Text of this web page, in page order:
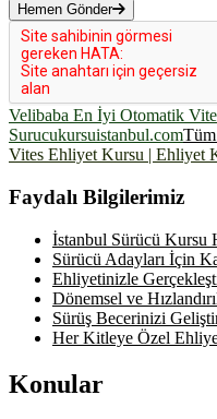
Hemen Gönder
Velibaba En İyi Otomatik
Surucukursuistanbul.com
Vites Ehliyet Kursu | Ehliyet
Faydalı Bilgilerimiz
İstanbul Sürücü Kursu
Sürücü Adayları İçin
Ehliyetinizle
Dönemsel ve
Sürüş Becerinizi
Her Kitleye Özel
Konular